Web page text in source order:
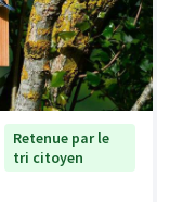
Retenue par le
tri citoyen